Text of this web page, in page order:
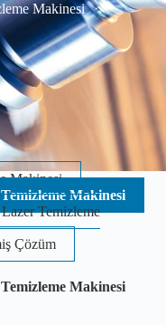
Makinesi
Makinesi
Makinesi
Lazer Temizleme
Çözüm
Makinesi